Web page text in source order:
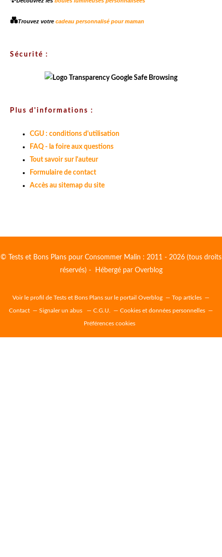
💑Trouvez votre cadeau personnalisé pour maman
Sécurité :
Plus d'informations :
CGU : conditions d'utilisation
FAQ - la foire aux questions
Tout savoir sur l'auteur
Formulaire de contact
Accès au sitemap du site
© Tests et Bons Plans pour Consommer Malin : 2011 - 2026 (tous droits
réservés) - Hébergé par Overblog
Voir le profil de Tests et Bons Plans sur le portail Overblog Top articles
Contact Signaler un abus C.G.U. Cookies et données personnelles
Préférences cookies